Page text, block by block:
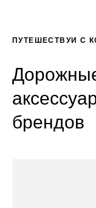
ПУТЕШЕСТВУЙ С
брендов